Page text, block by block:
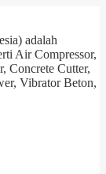
adalah
Air Compressor,
Concrete Cutter,
Vibrator Beton,